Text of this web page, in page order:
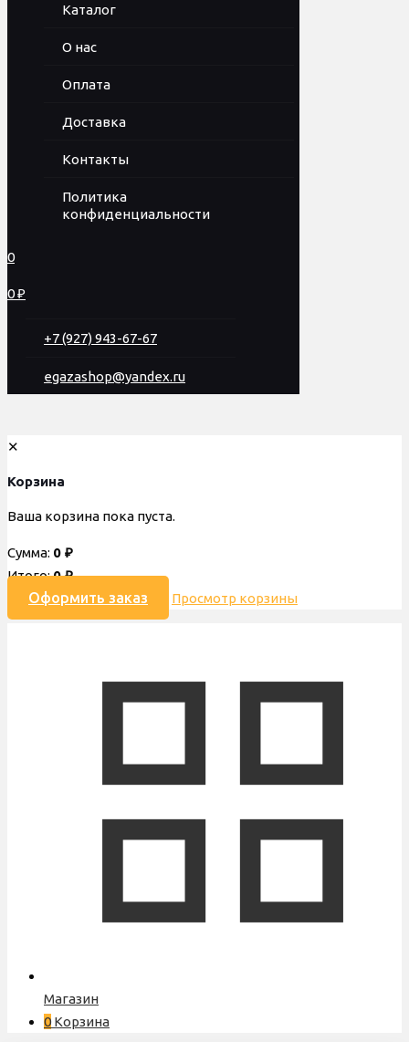
Каталог
О нас
Оплата
Доставка
Контакты
Политика
конфиденциальности
0
0 ₽
+7 (927) 943-67-67
egazashop@yandex.ru
✕
Корзина
Ваша корзина пока пуста.
Сумма: 0 ₽
Итого:0₽
Оформить заказ Просмотр корзины
Магазин
0 Корзина